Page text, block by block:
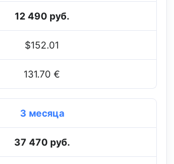
12 490 руб.
$152.01
131.70 €
3 месяца
37 470 руб.